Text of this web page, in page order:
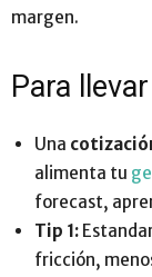
margen.
Para llevar
Una
alimenta tu
forecast,
Tip 1:
fricción,